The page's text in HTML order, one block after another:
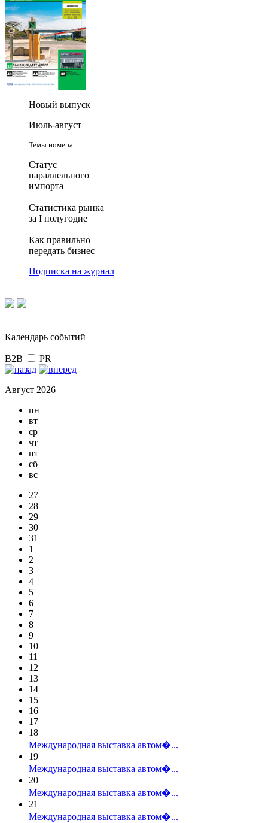
Новый выпуск
Июль-август
Темы номера:
Статус
параллельного
импорта
Статистика рынка
за I полугодие
Как правильно
передать бизнес
Подписка на журнал
Календарь событий
B2B PR
Август 2026
пн
вт
ср
чт
пт
сб
вс
27
28
29
30
31
1
2
3
4
5
6
7
8
9
10
11
12
13
14
15
16
17
18
Международная выставка автом�...
19
Международная выставка автом�...
20
Международная выставка автом�...
21
Международная выставка автом�...